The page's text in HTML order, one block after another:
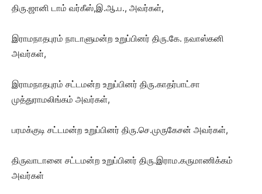
திரு.ஜானி டாம் வர்கீஸ்,இ.ஆ.ப., அவர்கள்,
இராமநாதபுரம் நாடாளுமன்ற உறுப்பினர் திரு.கே. நவாஸ்கனி
அவர்கள்,
இராமநாதபுரம் சட்டமன்ற உறுப்பினர் திரு.காதர்பாட்சா
முத்துராமலிங்கம் அவர்கள்,
பரமக்குடி சட்டமன்ற உறுப்பினர் திரு.செ.முருகேசன் அவர்கள்,
திருவாடானை சட்டமன்ற உறுப்பினர் திரு.இராம.கருமாணிக்கம்
அவர்கள்